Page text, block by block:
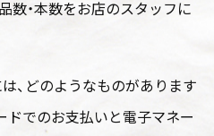
数・本数をお店のスタッフに
、どのようなものがあります
ドでのお支払いと電子マネー